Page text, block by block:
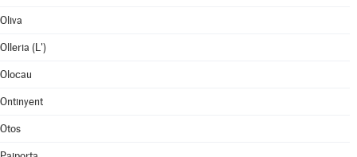
Oliva
Olleria (L')
Olocau
Ontinyent
Otos